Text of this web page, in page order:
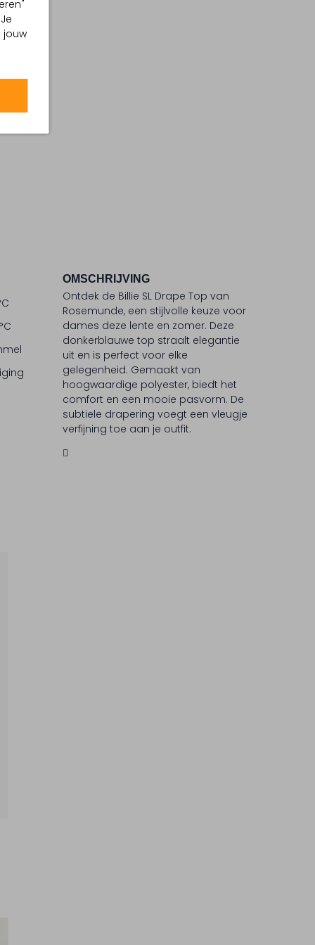
jouw
OMSCHRIJVING
Ontdek de Billie SL Drape Top van
Rosemunde, een stijlvolle keuze voor
dames deze lente en zomer. Deze
donkerblauwe top straalt elegantie
uit en is perfect voor elke
gelegenheid. Gemaakt van
hoogwaardige polyester, biedt het
comfort en een mooie pasvorm. De
subtiele drapering voegt een vleugje
verfijning toe aan je outfit.
rok voor een moeiteloze look.